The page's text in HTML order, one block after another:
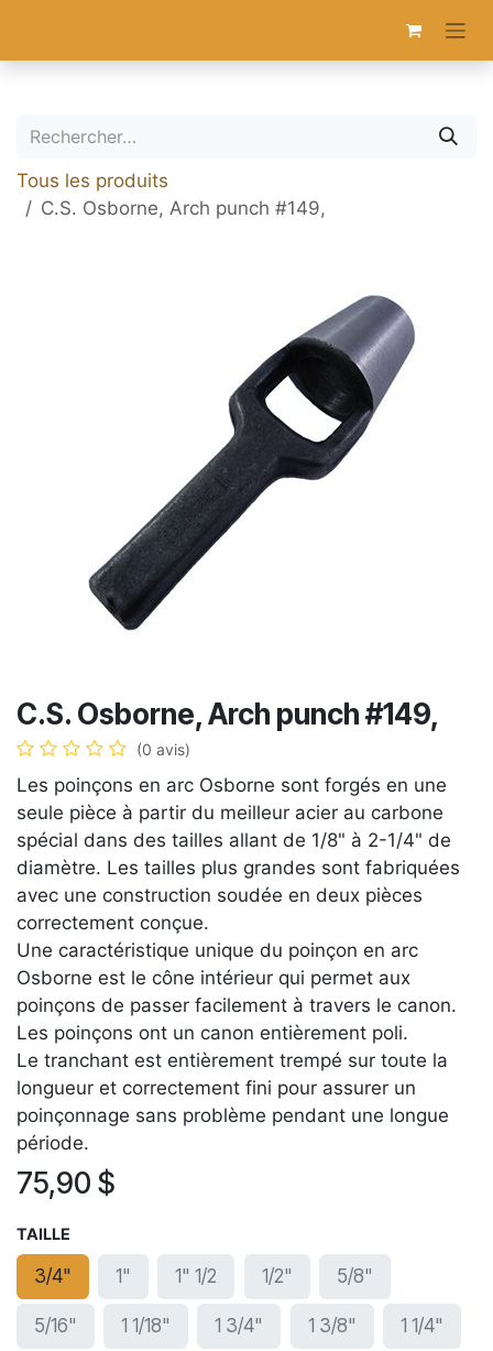
Tous les produits
C.S. Osborne, Arch punch #149,
C.S. Osborne, Arch punch #149,
(0 avis)
Les poinçons en arc Osborne sont forgés en une
seule pièce à partir du meilleur acier au carbone
spécial dans des tailles allant de 1/8" à 2-1/4" de
diamètre. Les tailles plus grandes sont fabriquées
avec une construction soudée en deux pièces
correctement conçue.
Une caractéristique unique du poinçon en arc
Osborne est le cône intérieur qui permet aux
poinçons de passer facilement à travers le canon.
Les poinçons ont un canon entièrement poli.
Le tranchant est entièrement trempé sur toute la
longueur et correctement fini pour assurer un
poinçonnage sans problème pendant une longue
période.
75,90 $
TAILLE
3/4" 1" 1" 1/2 1/2" 5/8"
5/16" 1 1/18" 1 3/4" 1 3/8" 1 1/4"